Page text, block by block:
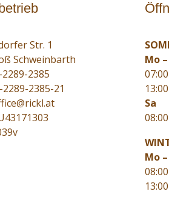
Str. 1
Schweinbarth
2385
2289-2385-21
Mo
Sa
Mo